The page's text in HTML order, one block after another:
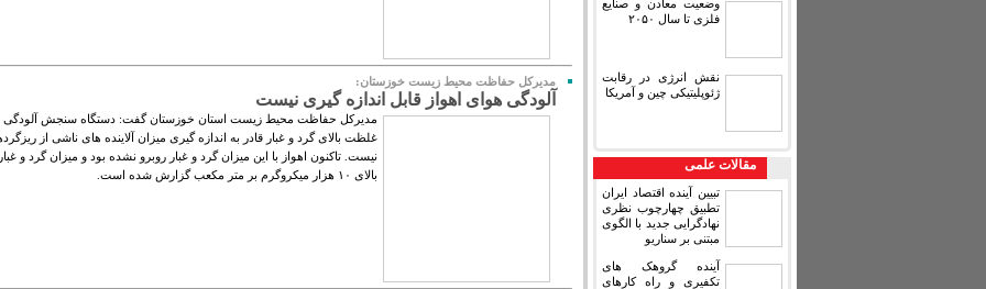
وضعیت معادن و صنایع
فلزی تا سال ۲۰۵۰
نقش انرژی در رقابت
ژئوپلیتیکی چین و آمریکا
مقالات علمی
تبیین آینده اقتصاد ایران
تطبیق چهارچوب نظری
نهادگرایی جدید با الگوی
مبتنی بر سناریو
آینده گروهک های
تکفیری و راه کارهای
مدیرکل حفاظت محیط زیست خوزستان:
آلودگی هوای اهواز قابل اندازه گیری نیست
مدیرکل حفاظت محیط زیست استان خوزستان گفت: دستگاه سنجش آلودگی
غلظت بالای گرد و غبار قادر به اندازه گیری میزان آلاینده های ناشی از
نیست. تاکنون اهواز با این میزان گرد و غبار روبرو نشده بود و میزان گرد و
بالای ١٠ هزار میکروگرم بر متر مکعب گزارش شده است.